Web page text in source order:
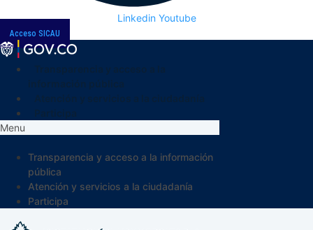
Linkedin Youtube
Acceso SICAU
Menu
Transparencia y acceso a la información
pública
Atención y servicios a la ciudadanía
Participa